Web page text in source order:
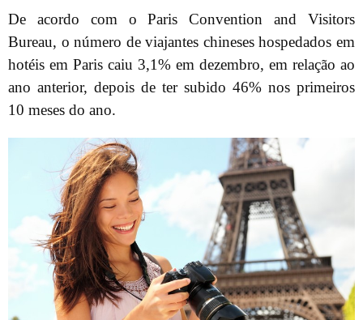
De acordo com o Paris Convention and Visitors
Bureau, o número de viajantes chineses hospedados em
hotéis em Paris caiu 3,1% em dezembro, em relação ao
ano anterior, depois de ter subido 46% nos primeiros
10 meses do ano.